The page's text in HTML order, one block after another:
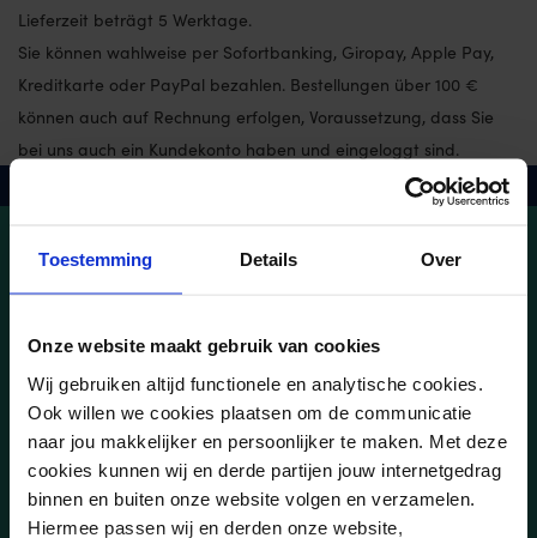
Toestemming Details Over
Onze website maakt gebruik van cookies
Wij gebruiken altijd functionele en analytische cookies.
Ook willen we cookies plaatsen om de communicatie
naar jou makkelijker en persoonlijker te maken. Met deze
cookies kunnen wij en derde partijen jouw internetgedrag
binnen en buiten onze website volgen en verzamelen.
Hiermee passen wij en derden onze website,
Lieferzeit beträgt 5 Werktage.
Sie können wahlweise per Sofortbanking, Giropay, Apple Pay,
Kreditkarte oder PayPal bezahlen. Bestellungen über 100 €
können auch auf Rechnung erfolgen, Voraussetzung, dass Sie
bei uns auch ein Kundekonto haben und eingeloggt sind.
Vor 21:30 Uhr bestellt, heute raus
Facebook
Linkedin Instagram
Newsletter abonnieren
Bleiben Sie auf dem neustem Stand über aktuelle